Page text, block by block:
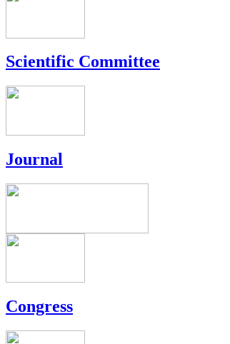
Scientific Committee
Journal
Congress